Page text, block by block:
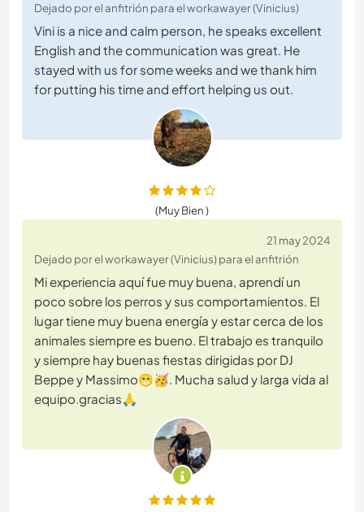
Dejado por el anfitrión para el workawayer (Vinicius)
Vini is a nice and calm person, he speaks excellent
English and the communication was great. He
stayed with us for some weeks and we thank him
for putting his time and effort helping us out.
(Muy Bien )
21 may 2024
Dejado por el workawayer (Vinicius) para el anfitrión
Mi experiencia aquí fue muy buena, aprendí un
poco sobre los perros y sus comportamientos. El
lugar tiene muy buena energía y estar cerca de los
animales siempre es bueno. El trabajo es tranquilo
y siempre hay buenas fiestas dirigidas por DJ
Beppe y Massimo😁🥳. Mucha salud y larga vida al
equipo.gracias🙏